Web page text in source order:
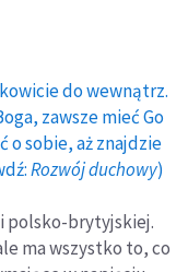
do wewnątrz.
zawsze mieć Go
o sobie, aż znajdzie
Rozwój duchowy)
polsko-brytyjskiej.
ma wszystko to, co